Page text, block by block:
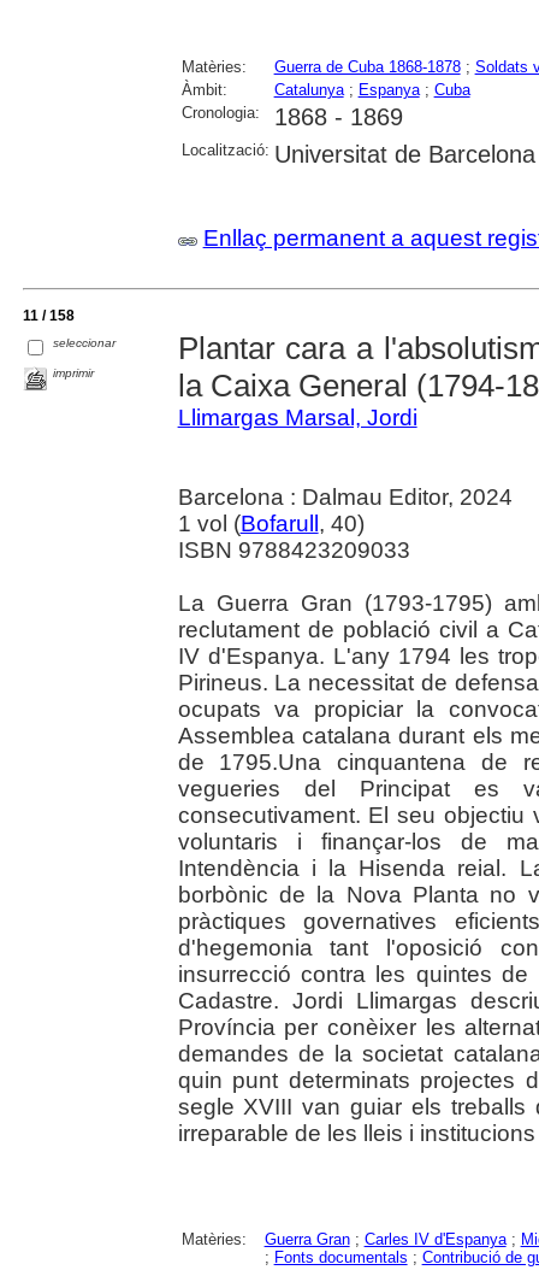
Matèries: Guerra de Cuba 1868-1878; Soldats
Àmbit:
Catalunya; Espanya; Cuba
Cronologia:
1868 - 1869
Localització: Universitat de Barcelona
Enllaç permanent a aquest
11 / 158
seleccionar
imprimir
Plantar cara a
la Caixa General (1794-
Llimargas Marsal, Jordi
Barcelona : Dalmau Editor, 2024
1 vol (Bofarull , 40)
ISBN 9788423209033
La Guerra Gran (1793-1795)
reclutament de població civil a
IV d'Espanya. L'any 1794 les
Pirineus. La necessitat de
ocupats va propiciar la
Assemblea catalana durant els
de 1795.Una cinquantena de
vegueries del Principat es
consecutivament. El seu
voluntaris i finançar-los de
Intendència i la Hisenda reial.
borbònic de la Nova Planta no
pràctiques governatives
d'hegemonia tant l'oposició
insurrecció contra les quintes
Cadastre. Jordi Llimargas
Província per conèixer les
demandes de la societat
quin punt determinats projectes
segle XVIII van guiar els
irreparable de les lleis i
Matèries: Guerra Gran; Carles IV d'Espanya;
; Fonts documentals ; Contribució de